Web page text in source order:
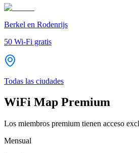
Berkel en Rodenrijs
50 Wi-Fi gratis
Todas las ciudades
WiFi Map Premium
Los miembros premium tienen acceso
Mensual